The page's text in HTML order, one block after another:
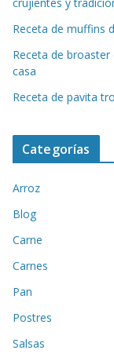
Receta de muffins
Receta de
casa
Receta de pavita
Categorías
Arroz
Blog
Carne
Carnes
Pan
Postres
Salsas